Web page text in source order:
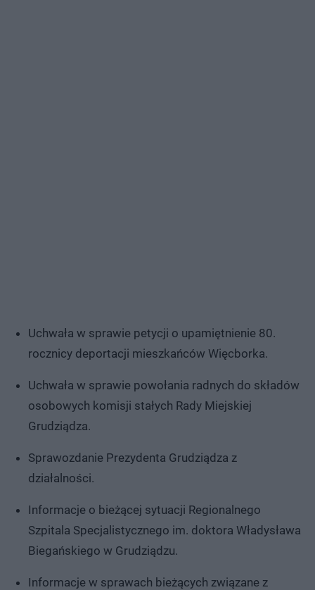
Uchwała w sprawie petycji o upamiętnienie 80.
rocznicy deportacji mieszkańców Więcborka.
Uchwała w sprawie powołania radnych do składów
osobowych komisji stałych Rady Miejskiej
Grudziądza.
Sprawozdanie Prezydenta Grudziądza z
działalności.
Informacje o bieżącej sytuacji Regionalnego
Szpitala Specjalistycznego im. doktora Władysława
Biegańskiego w Grudziądzu.
Informacje w sprawach bieżących związane z